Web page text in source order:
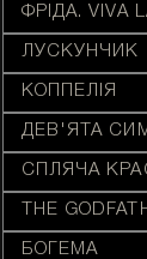
ФРІДА. VIVA
ЛУСКУНЧИК
КОППЕЛІЯ
ДЕВ'ЯТА
СПЛЯЧА
THE
БОГЕМА